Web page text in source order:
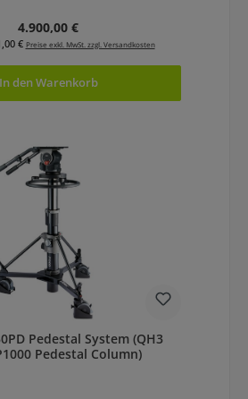
Regulärer Preis:
4.900,00 €
€ Preise exkl. MwSt. zzgl. Versandkosten
In den Warenkorb
Pedestal System (QH3
Pedestal Column)